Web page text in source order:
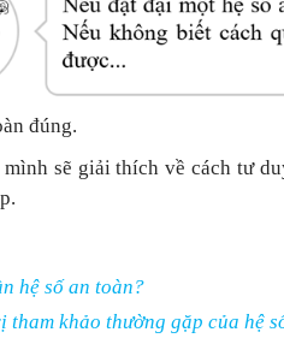
đúng.
sẽ giải thích về cách tư
hệ số an toàn?
tham khảo thường gặp của hệ